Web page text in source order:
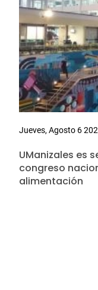
Jueves, Agosto 6
UManizales es
congreso
alimentación